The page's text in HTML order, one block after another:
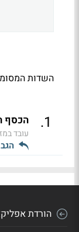
השדות
1
. הכסף
עובד
הורדת